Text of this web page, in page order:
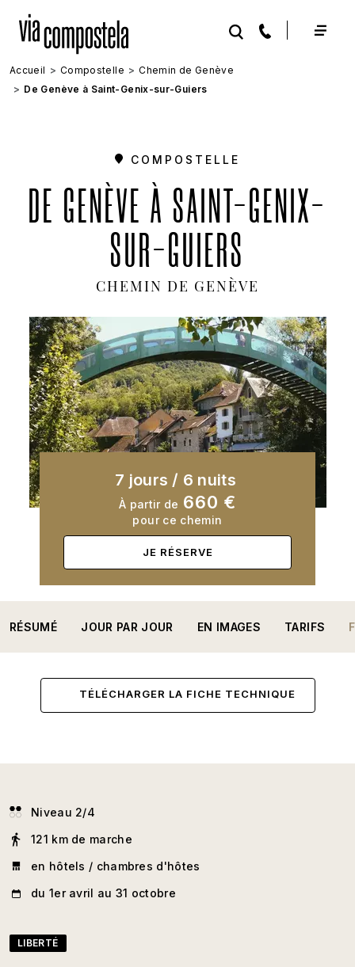
Accueil Compostelle
Chemin de Genève
De Genève à Saint-Genix-sur-Guiers
COMPOSTELLE
DE GENÈVE À SAINT-GENIX-
SUR-GUIERS
CHEMIN DE GENÈVE
7 jours / 6 nuits
À partir de 660 €
pour ce chemin
JE RÉSERVE
RÉSUMÉ JOUR PAR JOUR EN IMAGES TARIFS
TÉLÉCHARGER LA FICHE TECHNIQUE
Niveau 2/4
121 km de marche
en hôtels / chambres d'hôtes
du 1er avril au 31 octobre
LIBERTÉ